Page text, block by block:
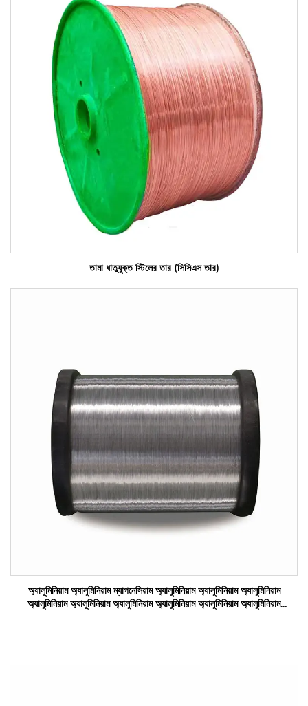
তামা ধাতুযুক্ত স্টিলের তার (সিসিএস তার)
অ্যালুমিনিয়াম অ্যালুমিনিয়াম ম্যাগনেসিয়াম অ্যালুমিনিয়াম অ্যালুমিনিয়াম অ্যালুমিনিয়াম
অ্যালুমিনিয়াম অ্যালুমিনিয়াম অ্যালুমিনিয়াম অ্যালুমিনিয়াম অ্যালুমিনিয়াম অ্যালুমিনিয়াম